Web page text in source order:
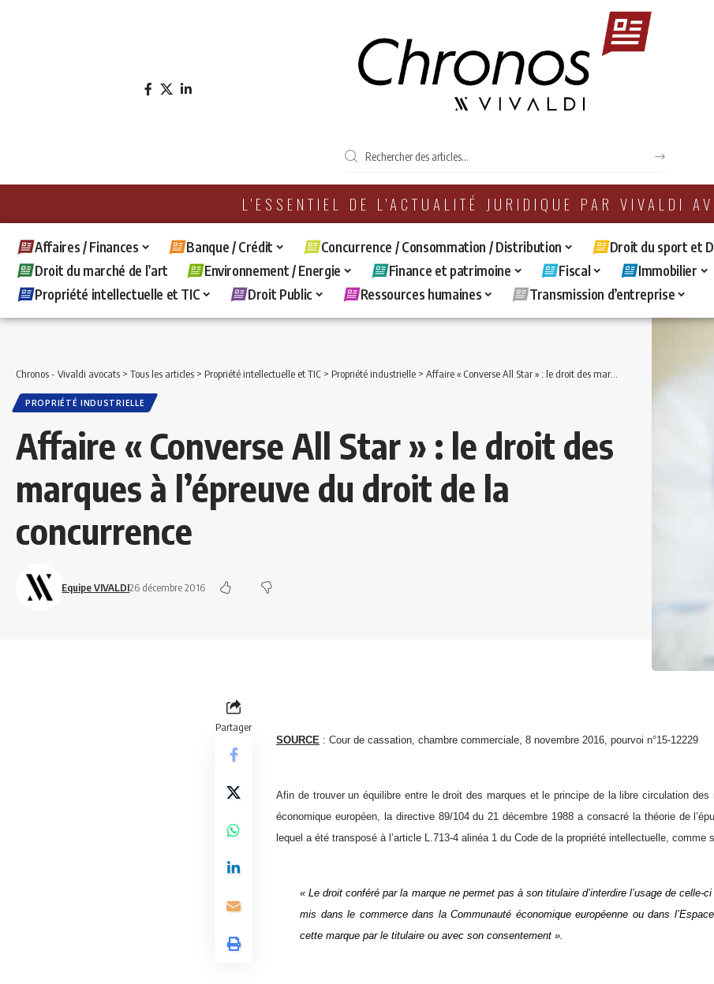
L'ESSENTIEL DE L'ACTUALITÉ JURIDIQUE PAR VIVALDI
Affaires / Finances Banque / Crédit Concurrence / Consommation / Distribution
Droit du sport et
Droit du marché de l’art
Environnement / Energie Finance et patrimoine Fiscal Immobilier
Propriété intellectuelle et TIC
Droit Public Ressources humaines Transmission d’entreprise
Chronos - Vivaldi avocats > Tous les articles > Propriété intellectuelle et TIC > Propriété industrielle > Affaire « Converse All Star » : le droit des marques à l’épreuve du droit de la concurrence
PROPRIÉTÉ INDUSTRIELLE
Affaire « Converse All Star » : le droit des
marques à l’épreuve du droit de la
concurrence
Equipe VIVALDI26 décembre 2016
Partager
SOURCE : Cour de cassation, chambre commerciale, 8 novembre 2016, pourvoi n°15-12229
Afin de trouver un équilibre entre le droit des marques et le principe de la libre circulation des
économique européen, la directive 89/104 du 21 décembre 1988 a consacré la théorie de
lequel a été transposé à l’article L.713-4 alinéa 1 du Code de la propriété intellectuelle, comme
« Le droit conféré par la marque ne permet pas à son titulaire d’interdire l’usage de celle-
mis dans le commerce dans la Communauté économique européenne ou dans
cette marque par le titulaire ou avec son consentement ».